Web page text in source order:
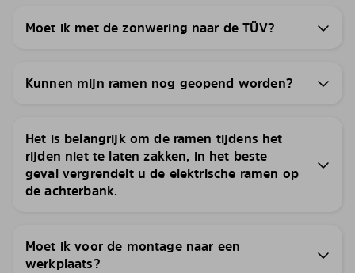
Moet ik met de zonwering naar de TÜV?
Kunnen mijn ramen nog geopend worden?
Het is belangrijk om de ramen tijdens het
rijden niet te laten zakken, in het beste
geval vergrendelt u de elektrische ramen op
de achterbank.
Moet ik voor de montage naar een
werkplaats?